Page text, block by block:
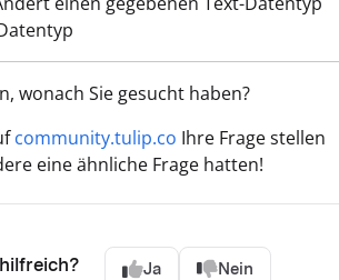
wonach Sie gesucht haben?
community.tulip.co Ihre Frage stellen
eine ähnliche Frage hatten!
Ja Nein